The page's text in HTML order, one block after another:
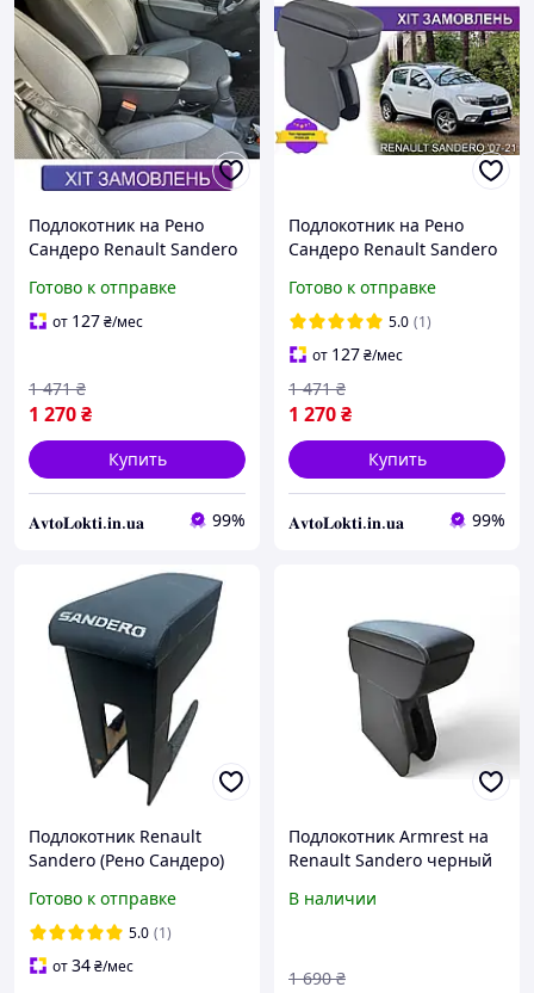
Подлокотник на Рено
Сандеро Renault Sandero
Готово к отправке
от 127₴/мес
1 270₴
1 471 ₴
Купить
𝐀𝐯𝐭𝐨𝐋𝐨𝐤𝐭𝐢.𝐢𝐧.𝐮𝐚 99%
Подлокотник на Рено
Сандеро Renault Sandero
Готово к отправке
5.0 (1)
от 127₴/мес
1 270₴
1 471 ₴
Купить
𝐀𝐯𝐭𝐨𝐋𝐨𝐤𝐭𝐢.𝐢𝐧.𝐮𝐚 99%
Подлокотник Renault
Sandero (Рено Сандеро)
Готово к отправке
5.0 (1)
от34₴/мес
Подлокотник Armrest на
Renault Sandero черный
В наличии
1 690 ₴